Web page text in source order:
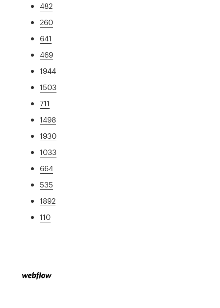
482
260
641
469
1944
1503
711
1498
1930
1033
664
535
1892
110